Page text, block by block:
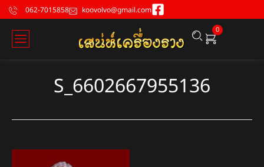
062-7015858 koovolvo@gmail.com
0
S_6602667955136